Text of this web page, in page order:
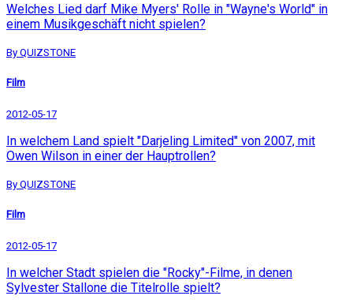
Welches Lied darf Mike Myers' Rolle in "Wayne's World" in
einem Musikgeschäft nicht spielen?
By QUIZSTONE
Film
2012-05-17
In welchem Land spielt "Darjeling Limited" von 2007, mit
Owen Wilson in einer der Hauptrollen?
By QUIZSTONE
Film
2012-05-17
In welcher Stadt spielen die "Rocky"-Filme, in denen
Sylvester Stallone die Titelrolle spielt?